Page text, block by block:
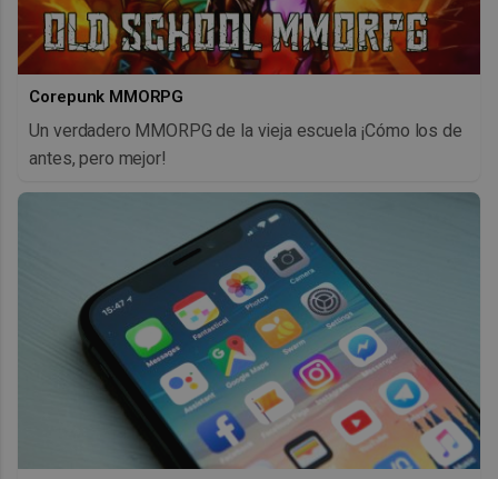
Corepunk MMORPG
Un verdadero MMORPG de la vieja escuela ¡Cómo los de
antes, pero mejor!